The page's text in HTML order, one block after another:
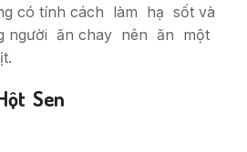
có tính cách làm hạ sốt và
người ăn chay nên ăn một
Sen